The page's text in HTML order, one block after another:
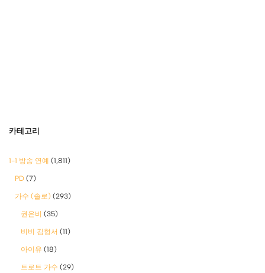
카테고리
1-1 방송 연예 (1,811)
PD (7)
가수 (솔로) (293)
권은비 (35)
비비 김형서 (11)
아이유 (18)
트로트 가수 (29)